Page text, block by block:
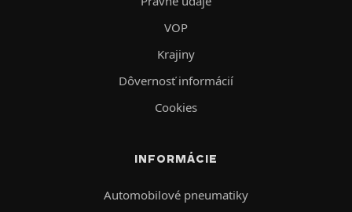
VOP
Krajiny
Dôvernosť informácií
Cookies
INFORMÁCIE
Automobilové pneumatiky